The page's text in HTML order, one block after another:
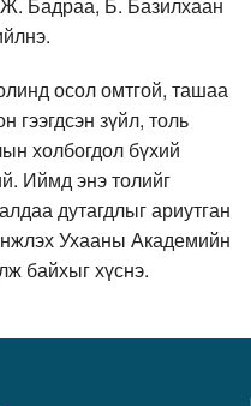
Бадраа, Б. Базилхаан
осол омтгой, ташаа
гээгдсэн зүйл, толь
холбогдол бүхий
Иймд энэ толийг
дутагдлыг ариутган
Ухааны Академийн
байхыг хүснэ.